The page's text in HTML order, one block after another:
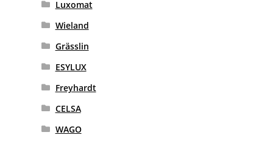
Luxomat
Wieland
Grässlin
ESYLUX
Freyhardt
CELSA
WAGO